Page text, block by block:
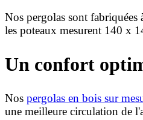
Nos pergolas sont
les poteaux mesurent 140 x
Un confort
Nos pergolas en bois sur
une meilleure circulation de